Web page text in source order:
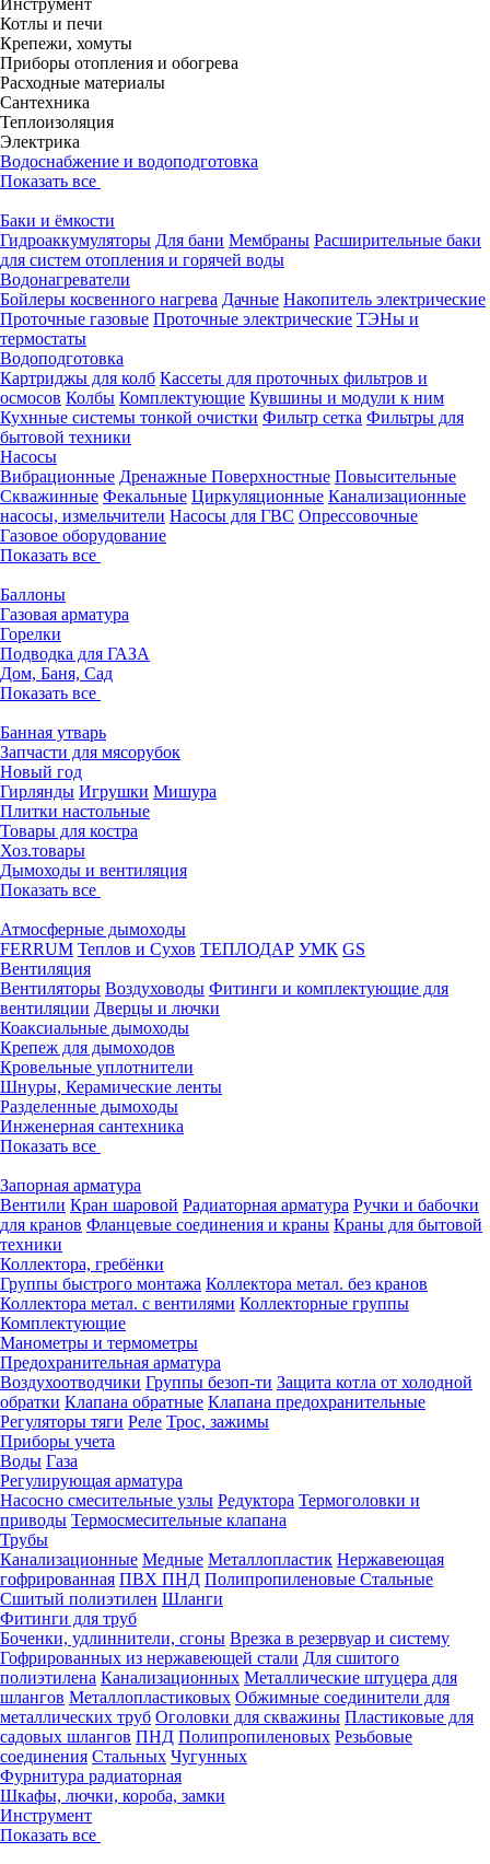
Инструмент
Котлы и печи
Крепежи, хомуты
Приборы отопления и обогрева
Расходные материалы
Сантехника
Теплоизоляция
Электрика
Водоснабжение и водоподготовка
Показать все
Баки и ёмкости
Гидроаккумуляторы Для бани Мембраны Расширительные баки
для систем отопления и горячей воды
Водонагреватели
Бойлеры косвенного нагрева Дачные Накопитель электрические
Проточные газовые Проточные электрические ТЭНы и
термостаты
Водоподготовка
Картриджы для колб Кассеты для проточных фильтров и
осмосов Колбы Комплектующие Кувшины и модули к ним
Кухнные системы тонкой очистки Фильтр сетка Фильтры для
бытовой техники
Насосы
Вибрационные Дренажные Поверхностные Повысительные
Скважинные Фекальные Циркуляционные Канализационные
насосы, измельчители Насосы для ГВС Опрессовочные
Газовое оборудование
Показать все
Баллоны
Газовая арматура
Горелки
Подводка для ГАЗА
Дом, Баня, Сад
Показать все
Банная утварь
Запчасти для мясорубок
Новый год
Гирлянды Игрушки Мишура
Плитки настольные
Товары для костра
Хоз.товары
Дымоходы и вентиляция
Показать все
Атмосферные дымоходы
FERRUM Теплов и Сухов ТЕПЛОДАР УМК GS
Вентиляция
Вентиляторы Воздуховоды Фитинги и комплектующие для
вентиляции Дверцы и лючки
Коаксиальные дымоходы
Крепеж для дымоходов
Кровельные уплотнители
Шнуры, Керамические ленты
Разделенные дымоходы
Инженерная сантехника
Показать все
Запорная арматура
Вентили Кран шаровой Радиаторная арматура Ручки и бабочки
для кранов Фланцевые соединения и краны Краны для бытовой
техники
Коллектора, гребёнки
Группы быстрого монтажа Коллектора метал. без кранов
Коллектора метал. с вентилями Коллекторные группы
Комплектующие
Манометры и термометры
Предохранительная арматура
Воздухоотводчики Группы безоп-ти Защита котла от холодной
обратки Клапана обратные Клапана предохранительные
Регуляторы тяги Реле Трос, зажимы
Приборы учета
Воды Газа
Регулирующая арматура
Насосно смесительные узлы Редуктора Термоголовки и
приводы Термосмесительные клапана
Трубы
Канализационные Медные Металлопластик Нержавеющая
гофрированная ПВХ ПНД Полипропиленовые Стальные
Сшитый полиэтилен Шланги
Фитинги для труб
Боченки, удлиннители, сгоны Врезка в резервуар и систему
Гофрированных из нержавеющей стали Для сшитого
полиэтилена Канализационных Металлические штуцера для
шлангов Металлопластиковых Обжимные соединители для
металлических труб Оголовки для скважины Пластиковые для
садовых шлангов ПНД Полипропиленовых Резьбовые
соединения Стальных Чугунных
Фурнитура радиаторная
Шкафы, лючки, короба, замки
Инструмент
Показать все